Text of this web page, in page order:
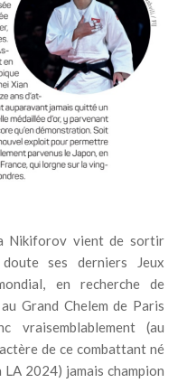
Nikiforov vient de sortir
ses derniers Jeux
en recherche de
Grand Chelem de Paris
(au
de ce combattant né
2024) jamais champion